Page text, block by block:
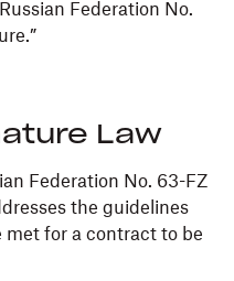
Federation No.
Law
Federation No. 63-FZ
the guidelines
for a contract to be